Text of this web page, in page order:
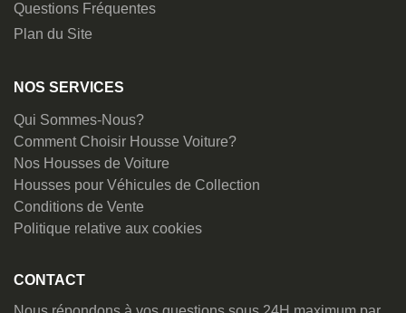
Questions Fréquentes
Plan du Site
NOS SERVICES
Qui Sommes-Nous?
Comment Choisir Housse Voiture?
Nos Housses de Voiture
Housses pour Véhicules de Collection
Conditions de Vente
Politique relative aux cookies
CONTACT